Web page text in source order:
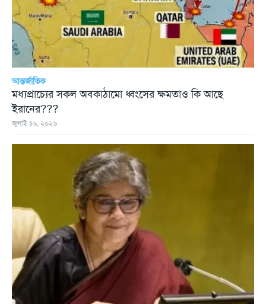
আন্তর্জাতিক
মধ্যপ্রাচ্যের সকল অবকাঠামো ধ্বংসের ক্ষমতাও কি আছে
ইরানের???
জুলাই ১৬, ২০২৬